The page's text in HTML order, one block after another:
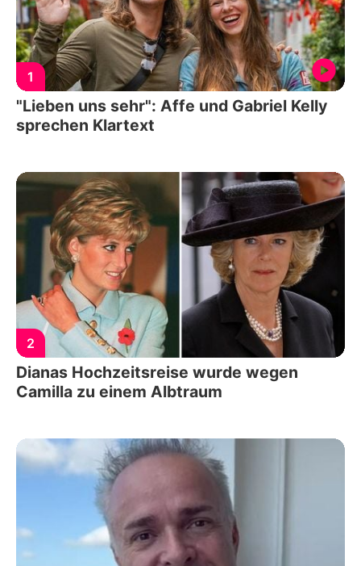
1
"Lieben uns sehr": Affe und Gabriel Kelly
sprechen Klartext
2
Dianas Hochzeitsreise wurde wegen
Camilla zu einem Albtraum